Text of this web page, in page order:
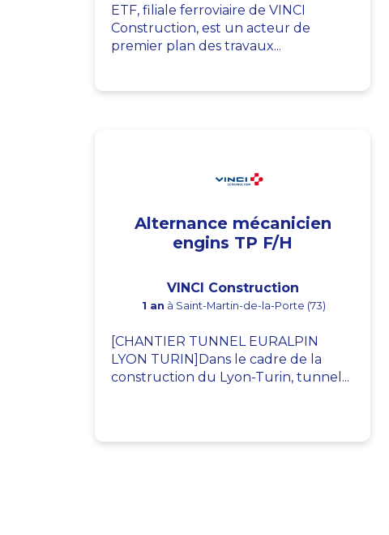
ETF, filiale ferroviaire de VINCI
Construction, est un acteur de
premier plan des travaux...
Alternance mécanicien
engins TP F/H
VINCI Construction
1 an à Saint-Martin-de-la-Porte (73)
[CHANTIER TUNNEL EURALPIN
LYON TURIN]Dans le cadre de la
construction du Lyon-Turin, tunnel...